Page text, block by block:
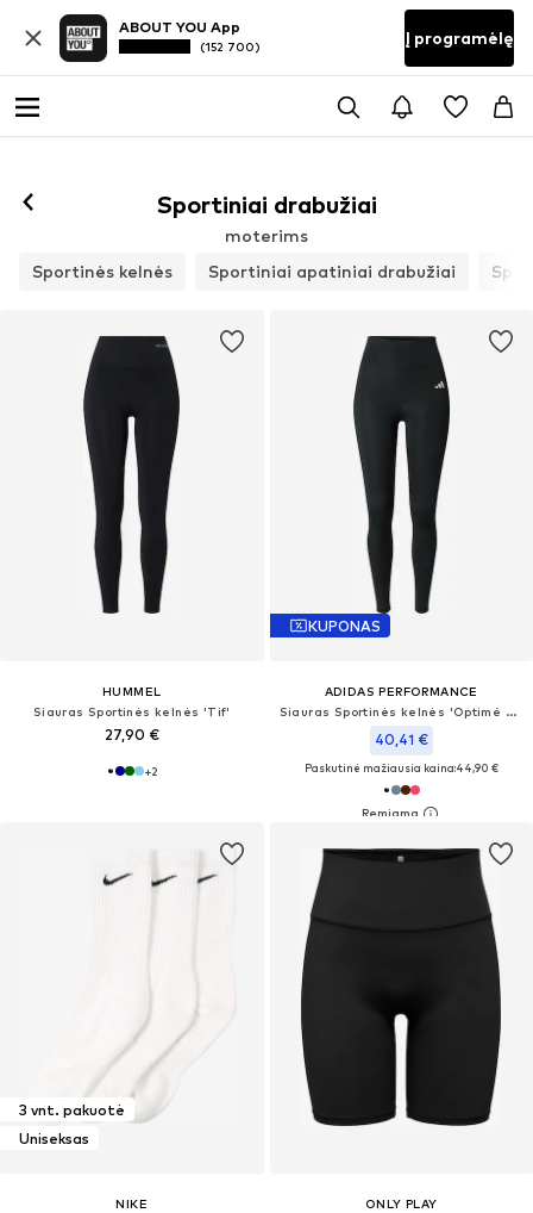
ABOUT YOU App
(152 700) Į programėlę
Sportiniai drabužiai
moterims
Sportinės kelnės
Sportiniai apatiniai drabužiai
HUMMEL
Siauras Sportinės kelnės 'Tif'
27,90 €
+2
KUPONAS
ADIDAS PERFORMANCE
Siauras Sportinės kelnės 'Optimé Essentials'
40,41 €
Paskutinė mažiausia kaina:44,90 €
3 vnt. pakuotė
Uniseksas
NIKE
ONLY PLAY